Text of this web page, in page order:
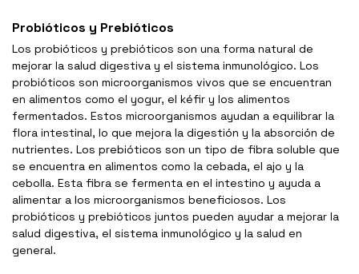
Probióticos y Prebióticos
Los probióticos y prebióticos son una forma natural de
mejorar la salud digestiva y el sistema inmunológico. Los
probióticos son microorganismos vivos que se encuentran
en alimentos como el yogur, el kéfir y los alimentos
fermentados. Estos microorganismos ayudan a equilibrar la
flora intestinal, lo que mejora la digestión y la absorción de
nutrientes. Los prebióticos son un tipo de fibra soluble que
se encuentra en alimentos como la cebada, el ajo y la
cebolla. Esta fibra se fermenta en el intestino y ayuda a
alimentar a los microorganismos beneficiosos. Los
probióticos y prebióticos juntos pueden ayudar a mejorar la
salud digestiva, el sistema inmunológico y la salud en
general.